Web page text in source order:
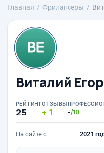
Главная Фрилансеры
Виталий
РЕЙТИНГ
25
ОТЗЫВЫ
1 -/10
На сайте с 2021